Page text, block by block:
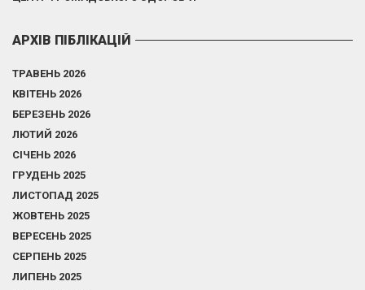
АРХІВ ПІБЛІКАЦІЙ
ТРАВЕНЬ 2026
КВІТЕНЬ 2026
БЕРЕЗЕНЬ 2026
ЛЮТИЙ 2026
СІЧЕНЬ 2026
ГРУДЕНЬ 2025
ЛИСТОПАД 2025
ЖОВТЕНЬ 2025
ВЕРЕСЕНЬ 2025
СЕРПЕНЬ 2025
ЛИПЕНЬ 2025